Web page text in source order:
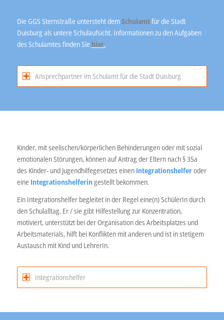
Die GGS Sternstraße untersteht demSchulamtfür die Stadt
Duisburg als untere Schulaufsicht. Informationen zu den Aufgaben
des Schulamtes finden Sie hier.
Ansprechpartner im Schulamt für die Stadt Duisburg
Kinder, mit seelischen/körperlichen Behinderungen oder mit sozial
emotionalen Störungen, können auf Antrag der Eltern nach § 35a
des Kinder- und Jugendhilfegesetzes einen Integrationshelferoder
eine Integrationshelferingestellt bekommen.
Ein Integrationshelfer begleitet in der Regel eine(n) SchülerIn durch
den Schulalltag. Er / sie gibt Hilfestellung zur Konzentration,
motiviert, unterstützt bei der Organisation des Arbeitsplatzes und
Arbeitsmaterials, hilft bei Konflikten mit anderen und ist in stetigem
Austausch mit Kind und LehrerIn.
Integrationshelfer